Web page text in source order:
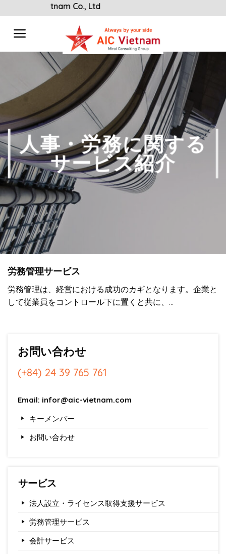
to
content
to AIC Vietnam Co., Ltd
人事・労務に関する
サービス紹介
労務管理サービス
労務管理は、経営における成功のカギとなります。企業と
して従業員をコントロール下に置くと共に、…
お問い合わせ
(+84) 24 39 765 761
Email: infor@aic-vietnam.com
キーメンバー
お問い合わせ
サービス
法人設立・ライセンス取得支援サービス
労務管理サービス
会計サービス